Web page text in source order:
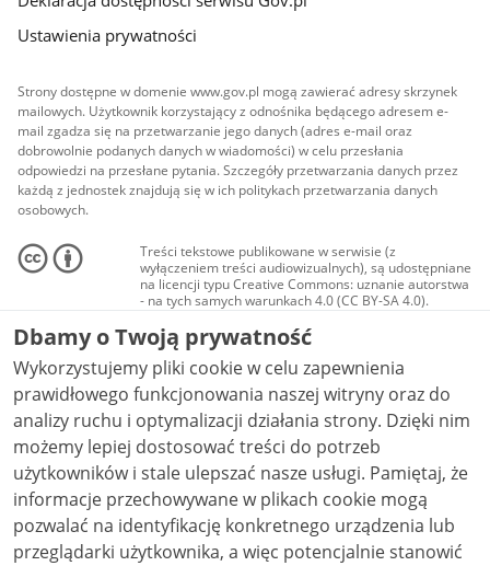
Ustawienia prywatności
Strony dostępne w domenie www.gov.pl mogą zawierać adresy skrzynek
mailowych. Użytkownik korzystający z odnośnika będącego adresem e-
mail zgadza się na przetwarzanie jego danych (adres e-mail oraz
dobrowolnie podanych danych w wiadomości) w celu przesłania
odpowiedzi na przesłane pytania. Szczegóły przetwarzania danych przez
każdą z jednostek znajdują się w ich politykach przetwarzania danych
osobowych.
Treści tekstowe publikowane w serwisie (z
wyłączeniem treści audiowizualnych), są udostępniane
na licencji typu Creative Commons: uznanie autorstwa
- na tych samych warunkach 4.0 (CC BY-SA 4.0).
Materiały audiowizualne, w tym zdjęcia, materiały
audio i wideo, są udostępniane na licencji typu
Creative Commons: uznanie autorstwa użycie
niekomercyjne - bez utworów zależnych 4.0 (CC BY-
NC-ND 4.0), o ile nie jest to stwierdzone inaczej.
Dbamy o Twoją prywatność
Wykorzystujemy pliki cookie w celu zapewnienia
prawidłowego funkcjonowania naszej witryny oraz do
analizy ruchu i optymalizacji działania strony. Dzięki nim
możemy lepiej dostosować treści do potrzeb
użytkowników i stale ulepszać nasze usługi. Pamiętaj, że
informacje przechowywane w plikach cookie mogą
pozwalać na identyfikację konkretnego urządzenia lub
przeglądarki użytkownika, a więc potencjalnie stanowić